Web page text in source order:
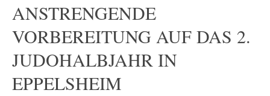
ANSTRENGENDE
VORBEREITUNG AUF DAS 2.
JUDOHALBJAHR IN
EPPELSHEIM